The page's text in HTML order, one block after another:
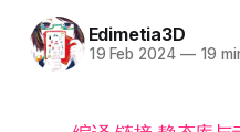
Edimetia3D
19 Feb 2024 —19